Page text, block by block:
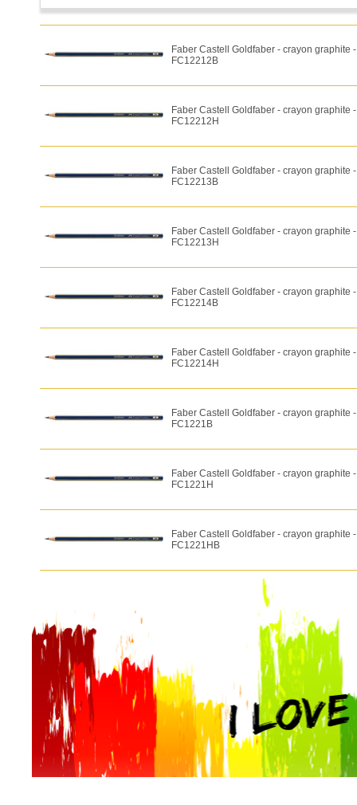
Faber Castell Goldfaber - crayon graphite
FC12212B
Faber Castell Goldfaber - crayon graphite
FC12212H
Faber Castell Goldfaber - crayon graphite
FC12213B
Faber Castell Goldfaber - crayon graphite
FC12213H
Faber Castell Goldfaber - crayon graphite
FC12214B
Faber Castell Goldfaber - crayon graphite
FC12214H
Faber Castell Goldfaber - crayon graphite
FC1221B
Faber Castell Goldfaber - crayon graphite
FC1221H
Faber Castell Goldfaber - crayon graphite
FC1221HB